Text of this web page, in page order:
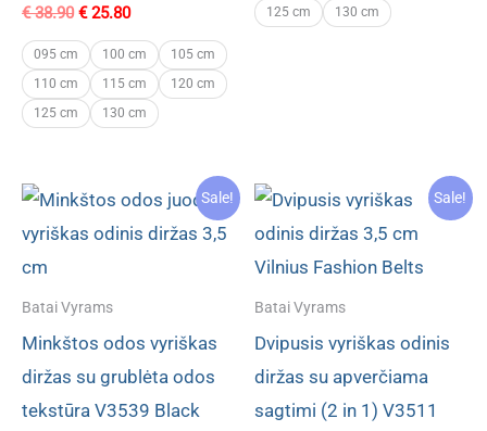
€38.90 Original
was:
€ 38.90.
€25.80Current
is:
€ 25.80.
095 cm 100 cm
105 cm
110 cm
115 cm
120 cm
125 cm
130 cm
125 cm
130 cm
Sale!
Batai Vyrams
Minkštos odos vyriškas
diržas su grublėta odos
tekstūra V3539 Black
Sale!
Batai Vyrams
Dvipusis vyriškas odinis
diržas su apverčiama
sagtimi (2 in 1) V3511